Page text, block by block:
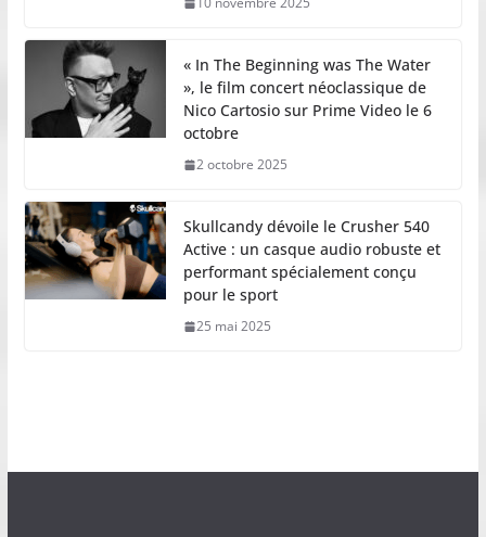
« In The Beginning was The Water
», le film concert néoclassique de
Nico Cartosio sur Prime Video le 6
octobre
2 octobre 2025
Skullcandy dévoile le Crusher 540
Active : un casque audio robuste et
performant spécialement conçu
pour le sport
25 mai 2025